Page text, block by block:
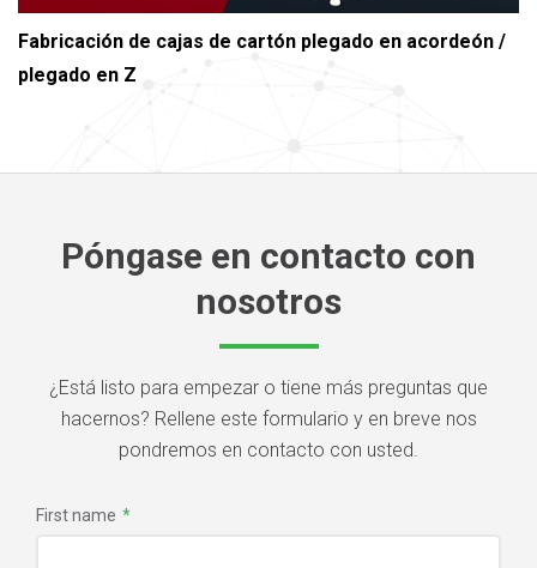
Fabricación de cajas de cartón plegado en acordeón /
plegado en Z
Póngase en contacto con
nosotros
¿Está listo para empezar o tiene más preguntas que
hacernos? Rellene este formulario y en breve nos
pondremos en contacto con usted.
First name *